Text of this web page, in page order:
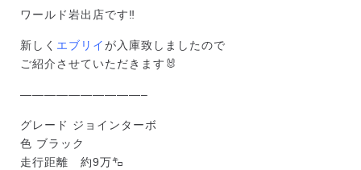
ワールド岩出店です‼️
新しく エブリイが入庫致しましたので
ご紹介させていただきます🐰
——————————–
グレード ジョインターボ
色 ブラック
走行距離 約9万㌔